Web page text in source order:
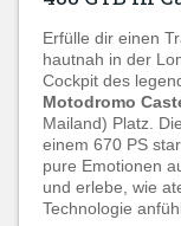
Erfülle dir einen
hautnah in der
Cockpit des
Motodromo
Mailand) Platz.
einem 670 PS
pure Emotionen
und erlebe, wie
Technologie